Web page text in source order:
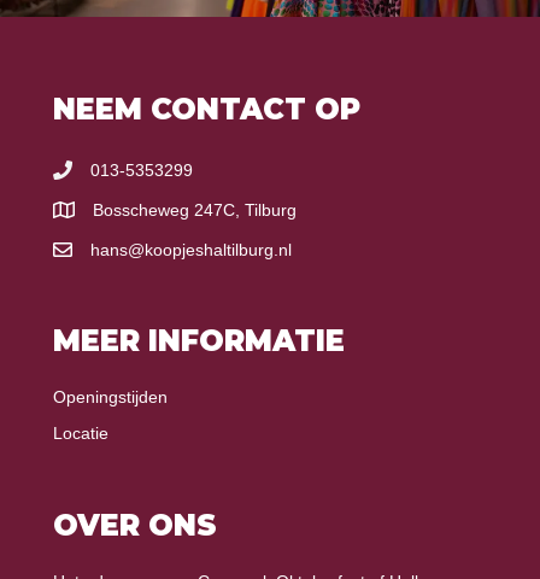
NEEM CONTACT OP
013-5353299
Bosscheweg 247C, Tilburg
hans@koopjeshaltilburg.nl
MEER INFORMATIE
Openingstijden
Locatie
OVER ONS